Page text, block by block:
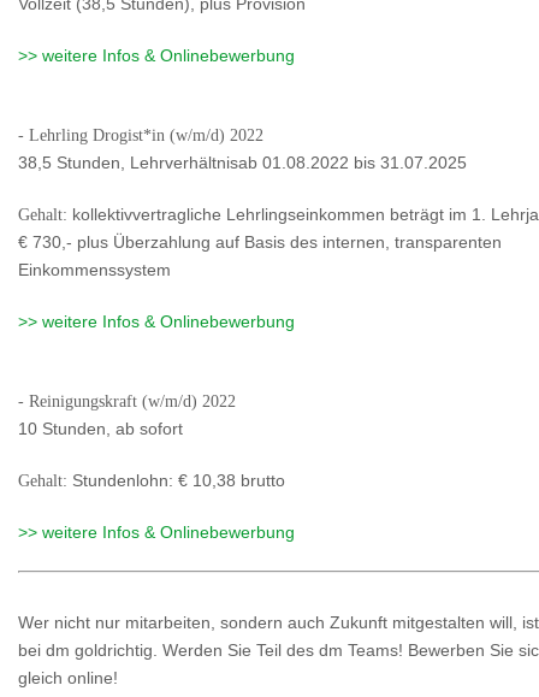
Vollzeit (38,5 Stunden), plus Provision
>> weitere Infos & Onlinebewerbung
- Lehrling Drogist*in (w/m/d) 2022
38,5 Stunden, Lehrverhältnisab 01.08.2022 bis 31.07.2025
Gehalt: kollektivvertragliche Lehrlingseinkommen beträgt im 1.
€ 730,- plus Überzahlung auf Basis des internen, transparenten
Einkommenssystem
>> weitere Infos & Onlinebewerbung
- Reinigungskraft (w/m/d) 2022
10 Stunden, ab sofort
Gehalt: Stundenlohn: € 10,38 brutto
>> weitere Infos & Onlinebewerbung
Wer nicht nur mitarbeiten, sondern auch Zukunft mitgestalten will, ist
bei dm goldrichtig. Werden Sie Teil des dm Teams! Bewerben Sie
gleich online!